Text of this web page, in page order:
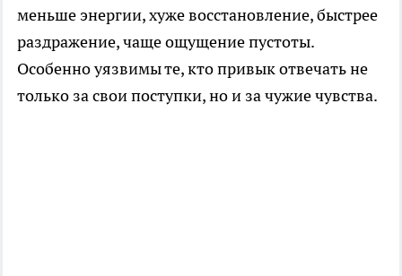
меньше энергии, хуже восстановление, быстрее
раздражение, чаще ощущение пустоты.
Особенно уязвимы те, кто привык отвечать не
только за свои поступки, но и за чужие чувства.